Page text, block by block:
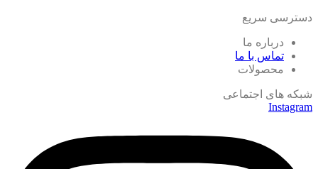
دسترسی سریع
درباره ما
تماس با ما
محصولات
شبکه های اجتماعی
Instagram